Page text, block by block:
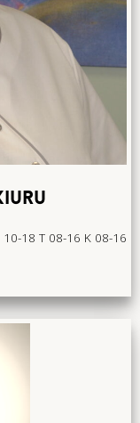
18 T 08-16 K 08-16